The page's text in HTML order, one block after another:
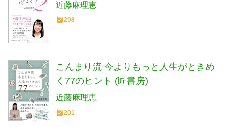
近藤麻理恵
298
こんまり流 今よりもっと人生がときめ
く77のヒント (匠書房)
近藤麻理恵
201